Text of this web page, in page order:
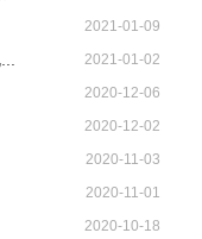
2021-01-09
2021-01-02
2020-12-06
2020-12-02
2020-11-03
2020-11-01
2020-10-18